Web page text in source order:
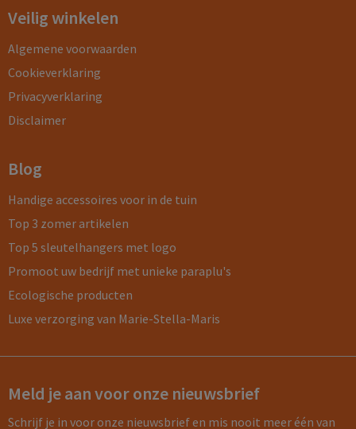
Veilig winkelen
Algemene voorwaarden
Cookieverklaring
Privacyverklaring
Disclaimer
Blog
Handige accessoires voor in de tuin
Top 3 zomer artikelen
Top 5 sleutelhangers met logo
Promoot uw bedrijf met unieke paraplu's
Ecologische producten
Luxe verzorging van Marie-Stella-Maris
Meld je aan voor onze nieuwsbrief
Schrijf je in voor onze nieuwsbrief en mis nooit meer één van